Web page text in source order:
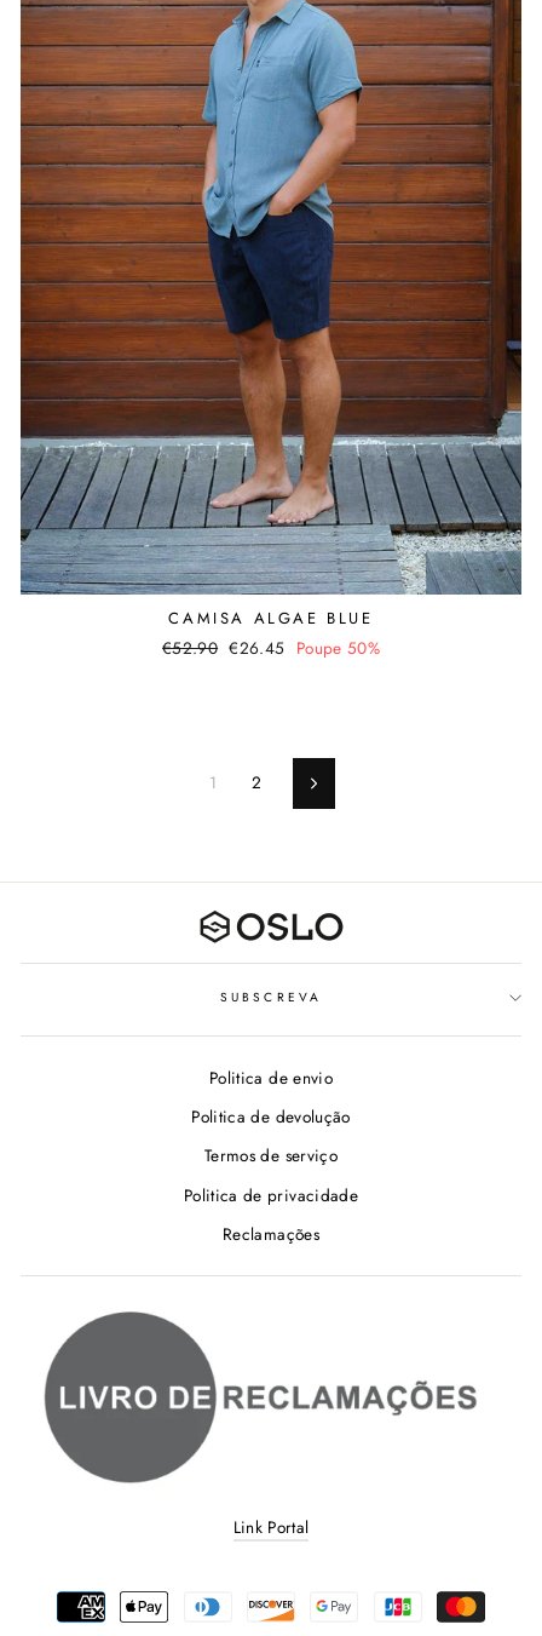
CAMISA ALGAE BLUE
Preço
€52.90 Valor
€26.45 Poupe 50%
1 2 Seguinte
SUBSCREVA
Politica de envio
Politica de devolução
Termos de serviço
Politica de privacidade
Reclamações
Link Portal